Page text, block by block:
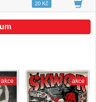
02:5820 Kč
akce akce